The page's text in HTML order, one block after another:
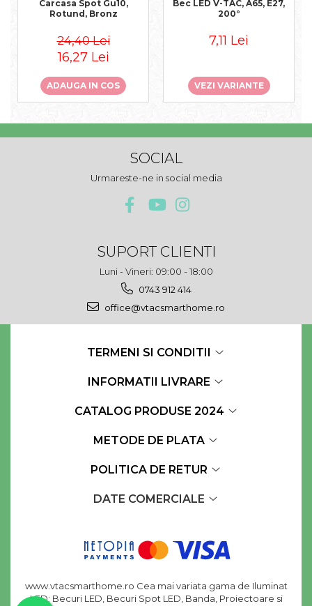
Carcasa Spot Gu10,
Rotund, Bronz
24,40 Lei
16,27 Lei
ADAUGA IN COS
Bec LED V-TAC, A65, E27,
200°
7,11 Lei
VEZI VARIANTE
SOCIAL
Urmareste-ne in social media
SUPORT CLIENTI
Luni - Vineri: 09:00 - 18:00
0743 912 414
office@vtacsmarthome.ro
TERMENI SI CONDITII
INFORMATII LIVRARE
CATALOG PRODUSE 2024
METODE DE PLATA
POLITICA DE RETUR
DATE COMERCIALE
www.vtacsmarthome.ro Cea mai variata gama de Iluminat
LED: Becuri LED, Becuri Spot LED, Banda, Proiectoare si